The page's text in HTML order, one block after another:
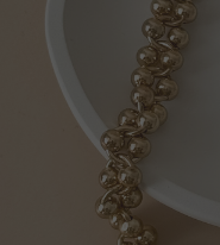
БЕСПЛАТНАЯ ДОСТАВКА ПО РФ ПРИ